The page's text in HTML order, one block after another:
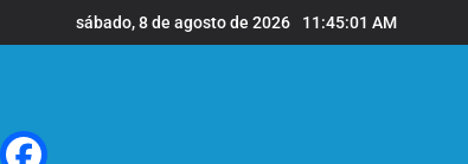
al
sábado, 8 de agosto de 2026 11:45:02 AM